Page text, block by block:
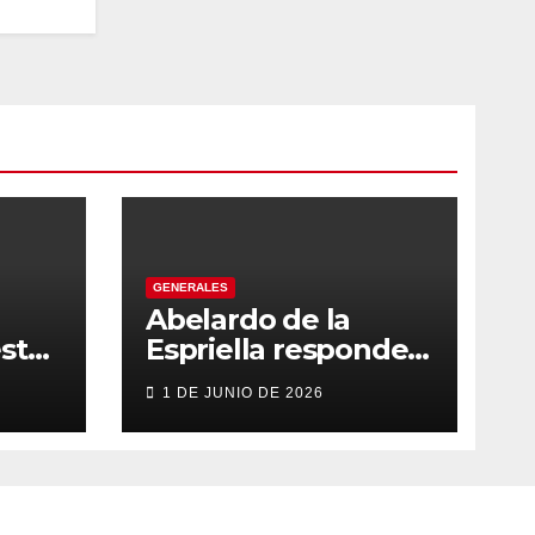
GENERALES
Abelardo de la
Espriella responde
con firmeza y
fortalece su imagen
de liderazgo ante la
1 DE JUNIO DE 2026